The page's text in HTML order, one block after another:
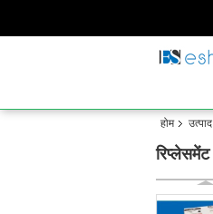
होम उत्पाद